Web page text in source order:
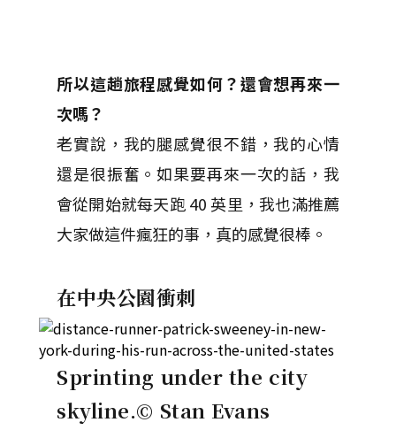
所以這趟旅程感覺如何？還會想再來一
次嗎？
老實說，我的腿感覺很不錯，我的心情
還是很振奮。如果要再來一次的話，我
會從開始就每天跑 40 英里，我也滿推薦
大家做這件瘋狂的事，真的感覺很棒。
在中央公園衝刺
Sprinting under the city
skyline.© Stan Evans